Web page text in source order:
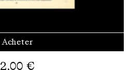
Acheter
2,00 €